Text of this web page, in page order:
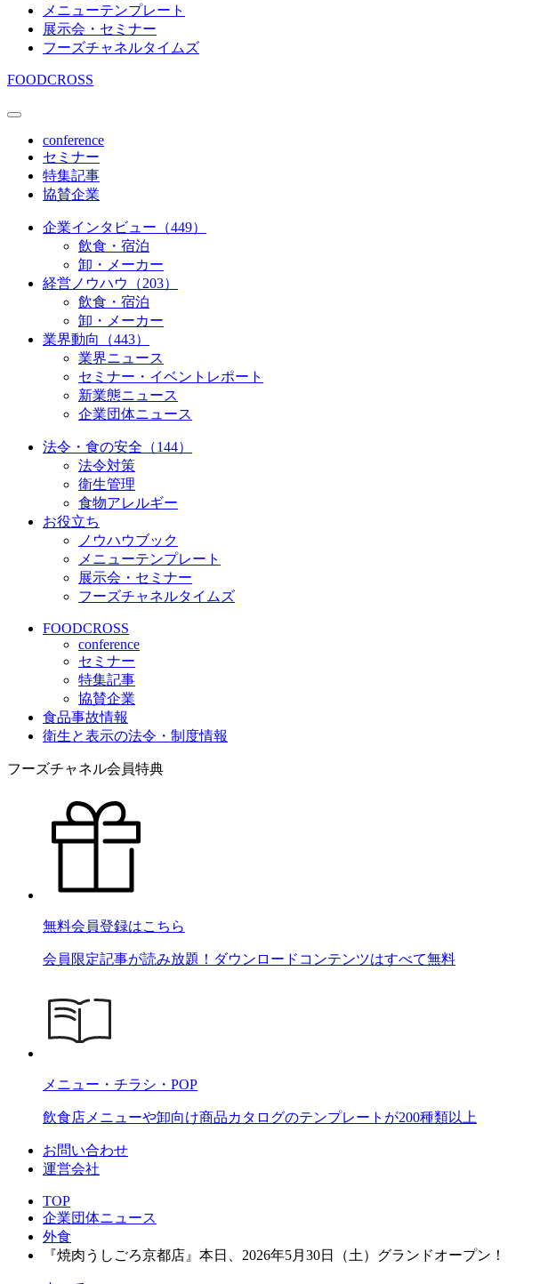
メニューテンプレート
展示会・セミナー
フーズチャネルタイムズ
FOODCROSS
conference
セミナー
特集記事
協賛企業
企業インタビュー（449）
飲食・宿泊
卸・メーカー
経営ノウハウ（203）
飲食・宿泊
卸・メーカー
業界動向（443）
業界ニュース
セミナー・イベントレポート
新業態ニュース
企業団体ニュース
法令・食の安全（144）
法令対策
衛生管理
食物アレルギー
お役立ち
ノウハウブック
メニューテンプレート
展示会・セミナー
フーズチャネルタイムズ
FOODCROSS
conference
セミナー
特集記事
協賛企業
食品事故情報
衛生と表示の法令・制度情報
フーズチャネル会員特典
無料会員登録はこちら
会員限定記事が読み放題！ダウンロードコンテンツはすべて無料
メニュー・チラシ・POP
飲食店メニューや卸向け商品カタログのテンプレートが200種類以上
お問い合わせ
運営会社
TOP
企業団体ニュース
外食
『焼肉うしごろ京都店』本日、2026年5月30日（土）グランドオープン！